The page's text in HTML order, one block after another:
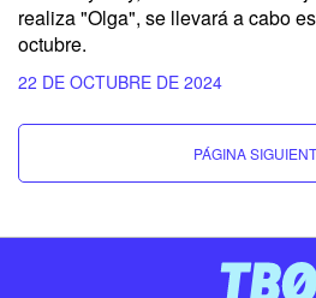
realiza "Olga", se llevará a cabo
octubre.
22 DE OCTUBRE DE 2024
PÁGINA